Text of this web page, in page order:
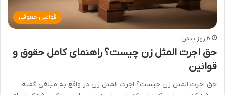
قوانین حقوقی
6 روز پیش
حق اجرت المثل زن چیست؟ راهنمای کامل حقوق و
قوانین
حق اجرت المثل زن چیست؟ اجرت المثل زن در واقع به مبلغی گفته